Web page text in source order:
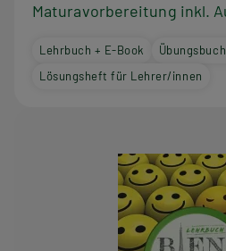
Maturavorbereitung inkl.
Lehrbuch + E-Book
Lösungsheft für Lehrer/innen